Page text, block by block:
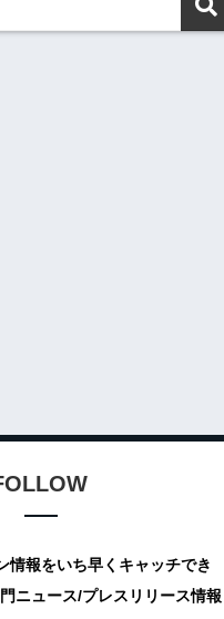
情報をいち早くキャッチでき
ニュース/プレスリリース情報